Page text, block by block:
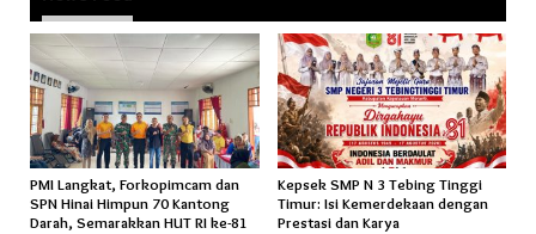
PMI Langkat, Forkopimcam dan
SPN Hinai Himpun 70 Kantong
Darah, Semarakkan HUT RI ke-81
Kepsek SMP N 3 Tebing Tinggi
Timur: Isi Kemerdekaan dengan
Prestasi dan Karya